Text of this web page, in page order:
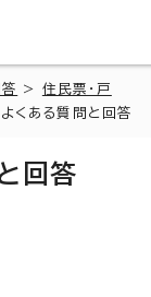
> 住民票・戸
ある質問と回答
回答